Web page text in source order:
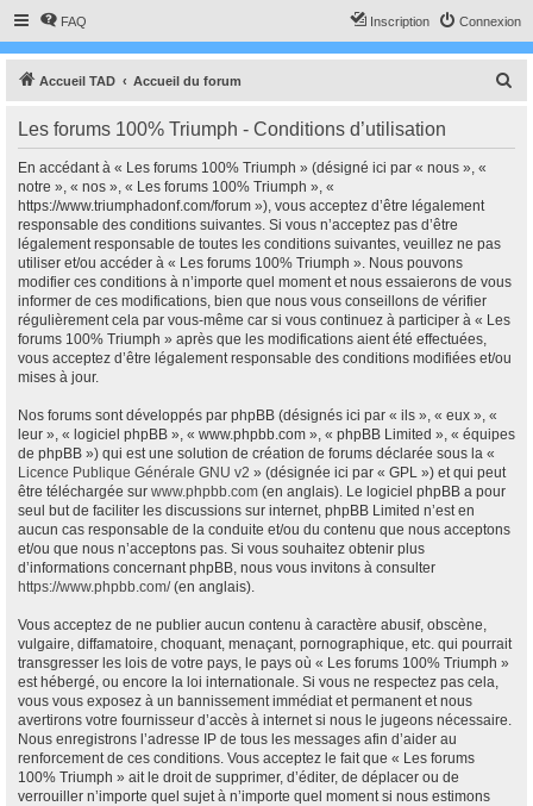
FAQ Connexion
Inscription
Accueil TAD Accueil du forum
Les forums 100% Triumph - Conditions d’utilisation
En accédant à « Les forums 100% Triumph » (désigné ici par « nous », «
notre », « nos », « Les forums 100% Triumph », «
https://www.triumphadonf.com/forum »), vous acceptez d’être légalement
responsable des conditions suivantes. Si vous n’acceptez pas d’être
légalement responsable de toutes les conditions suivantes, veuillez ne pas
utiliser et/ou accéder à « Les forums 100% Triumph ». Nous pouvons
modifier ces conditions à n’importe quel moment et nous essaierons de vous
informer de ces modifications, bien que nous vous conseillons de vérifier
régulièrement cela par vous-même car si vous continuez à participer à « Les
forums 100% Triumph » après que les modifications aient été effectuées,
vous acceptez d’être légalement responsable des conditions modifiées et/ou
mises à jour.
Nos forums sont développés par phpBB (désignés ici par « ils », « eux », «
leur », « logiciel phpBB », « www.phpbb.com », « phpBB Limited », « équipes
de phpBB ») qui est une solution de création de forums déclarée sous la «
Licence Publique Générale GNU v2 » (désignée ici par « GPL ») et qui peut
être téléchargée sur www.phpbb.com (en anglais). Le logiciel phpBB a pour
seul but de faciliter les discussions sur internet, phpBB Limited n’est en
aucun cas responsable de la conduite et/ou du contenu que nous acceptons
et/ou que nous n’acceptons pas. Si vous souhaitez obtenir plus
d’informations concernant phpBB, nous vous invitons à consulter
https://www.phpbb.com/(en anglais).
Vous acceptez de ne publier aucun contenu à caractère abusif, obscène,
vulgaire, diffamatoire, choquant, menaçant, pornographique, etc. qui pourrait
transgresser les lois de votre pays, le pays où « Les forums 100% Triumph »
est hébergé, ou encore la loi internationale. Si vous ne respectez pas cela,
vous vous exposez à un bannissement immédiat et permanent et nous
avertirons votre fournisseur d’accès à internet si nous le jugeons nécessaire.
Nous enregistrons l’adresse IP de tous les messages afin d’aider au
renforcement de ces conditions. Vous acceptez le fait que « Les forums
100% Triumph » ait le droit de supprimer, d’éditer, de déplacer ou de
verrouiller n’importe quel sujet à n’importe quel moment si nous estimons